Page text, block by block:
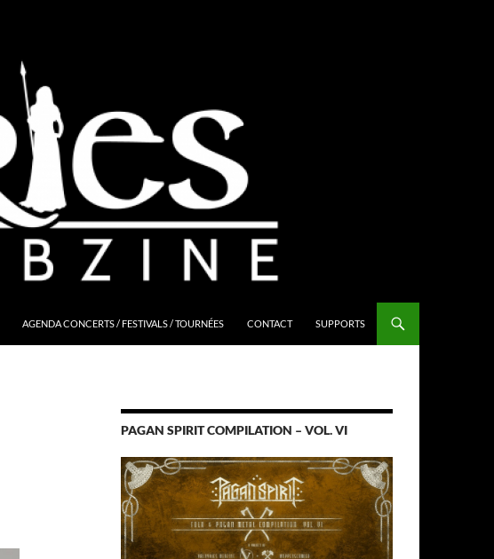
AGENDA CONCERTS / FESTIVALS / TOURNÉES CONTACT SUPPORTS
PAGAN SPIRIT COMPILATION – VOL. VI